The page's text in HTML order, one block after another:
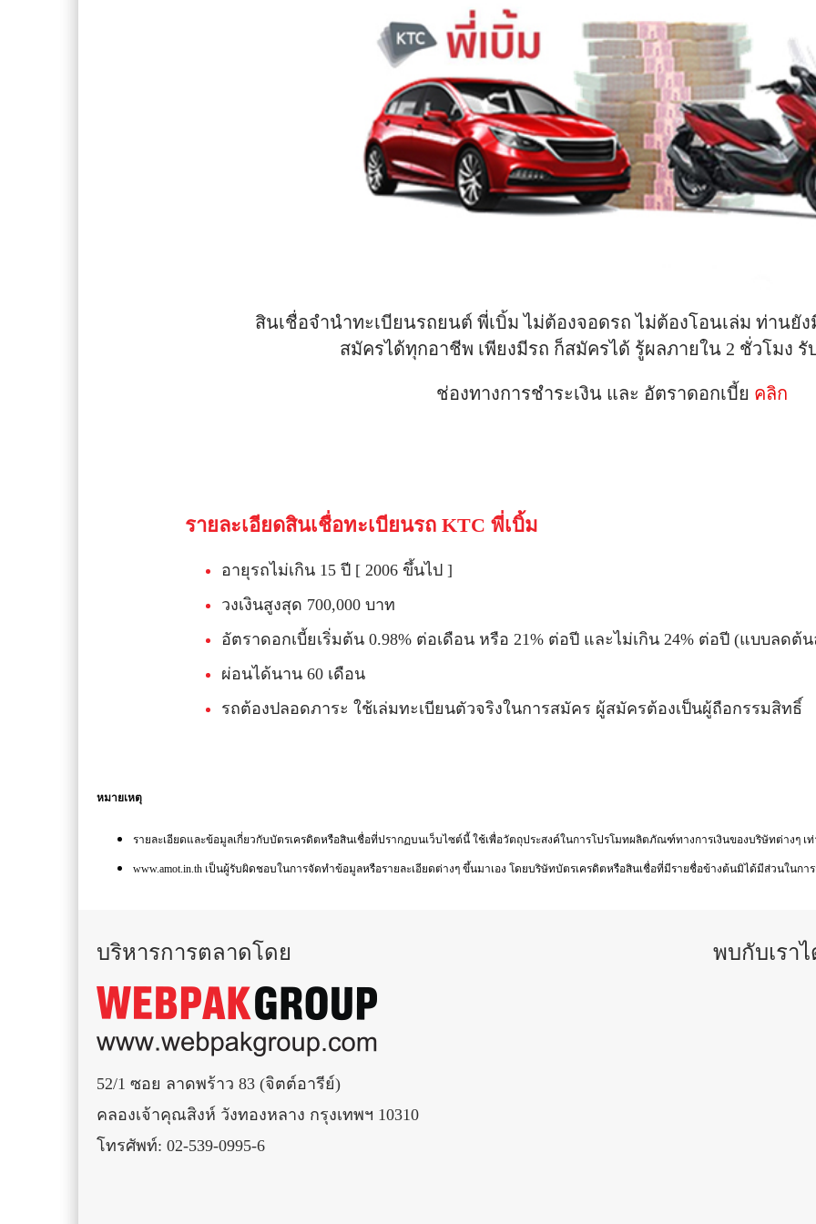
สินเชื่อจำนำทะเบียนรถยนต์ พี่เบิ้ม ไม่ต้องจอดรถ ไม่ต้องโอนเล่ม ท่านยั
สมัครได้ทุกอาชีพ เพียงมีรถ ก็สมัครได้ รู้ผลภายใน 2 ชั่วโมง รั
ช่องทางการชำระเงิน และ อัตราดอกเบี้ย คลิก
รายละเอียดสินเชื่อทะเบียนรถ KTC พี่เบิ้ม
อายุรถไม่เกิน 15 ปี [ 2006 ขึ้นไป ]
วงเงินสูงสุด 700,000 บาท
อัตราดอกเบี้ยเริ่มต้น 0.98% ต่อเดือน หรือ 21% ต่อปี และไม่เกิน 24% ต่อปี (แบบลดต้
ผ่อนได้นาน 60 เดือน
รถต้องปลอดภาระ ใช้เล่มทะเบียนตัวจริงในการสมัคร ผู้สมัครต้องเป็นผู้ถือกรรมสิทธิ์
หมายเหตุ
รายละเอียดและข้อมูลเกี่ยวกับบัตรเครดิตหรือสินเชื่อที่ปรากฏบนเว็บไซต์นี้ ใช้เพื่อวัตถุประสงค์ในการโปรโมทผลิตภัณฑ์ทางการเงินของบริษัทต่างๆ เ
www.amot.in.th เป็นผู้รับผิดชอบในการจัดทำข้อมูลหรือรายละเอียดต่างๆ ขึ้นมาเอง โดยบริษัทบัตรเครดิตหรือสินเชื่อที่มีรายชื่อข้างต้นมิได้มีส่วนในกา
บริหารการตลาดโดย
52/1 ซอย ลาดพร้าว 83 (จิตต์อารีย์)
คลองเจ้าคุณสิงห์ วังทองหลาง กรุงเทพฯ 10310
โทรศัพท์: 02-539-0995-6
พบกับเราไ